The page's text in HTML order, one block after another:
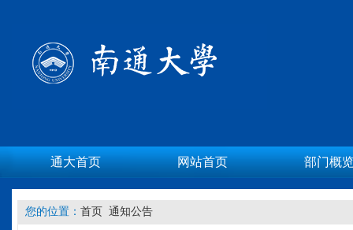
通大首页 网站首页 部门概
您的位置： 首页 通知公告